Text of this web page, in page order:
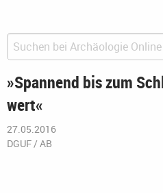
»Spannend bis zum
wert«
27.05.2016
DGUF / AB